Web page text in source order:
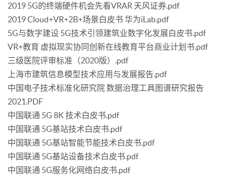
2019 5G的终端硬件机会先看VRAR 天风证券.pdf
2019 Cloud+VR+2B+场景白皮书 华为iLab.pdf
5G与数字建设 5G技术引领建筑业数字化发展白皮书.pdf
VR+教育 虚拟现实协同创新在线教育平台商业计划书.pdf
三级医院评审标准（2020版）.pdf
上海市建筑信息模型技术应用与发展报告.pdf
中国电子技术标准化研究院 数据治理工具图谱研究报告
2021.PDF
中国联通 5G 8K 技术白皮书.pdf
中国联通 5G基站技术白皮书.pdf
中国联通 5G基站智能节能技术白皮书.pdf
中国联通 5G基站设备技术白皮书.pdf
中国联通 5G服务化网络白皮书.pdf